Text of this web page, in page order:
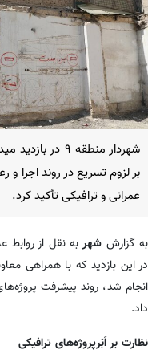
بر لزوم تسریع در روند اجرا و
عمرانی و ترافیکی تأکید کرد.
به گزارش شهر
در این بازدید که با همراهی
انجام شد، روند پیشرفت
داد.
نظارت بر اَبَرپروژه‌های ترافیکی